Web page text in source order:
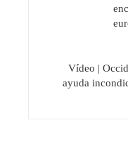
Vídeo |
ayuda